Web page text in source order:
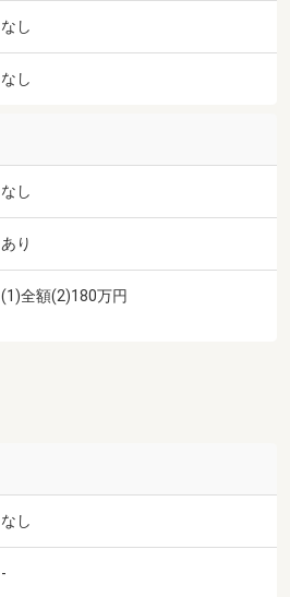
なし
なし
なし
あり
(1)全額(2)180万円
なし
-